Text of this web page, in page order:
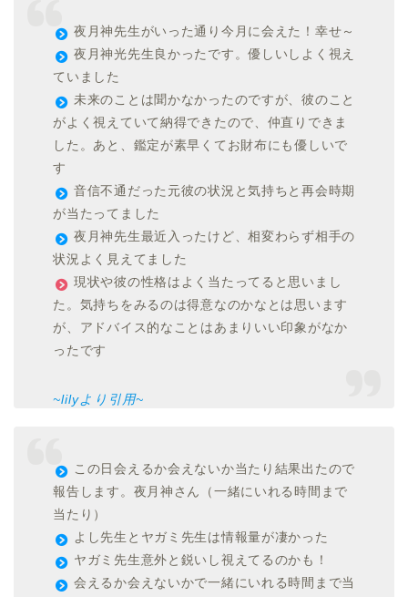
夜月神先生がいった通り今月に会えた！幸せ～
夜月神光先生良かったです。優しいしよく視え
ていました
未来のことは聞かなかったのですが、彼のこと
がよく視えていて納得できたので、仲直りできま
した。あと、鑑定が素早くてお財布にも優しいで
す
音信不通だった元彼の状況と気持ちと再会時期
が当たってました
夜月神先生最近入ったけど、相変わらず相手の
状況よく見えてました
現状や彼の性格はよく当たってると思いまし
た。気持ちをみるのは得意なのかなとは思います
が、アドバイス的なことはあまりいい印象がなか
ったです
~lilyより引用~
この日会えるか会えないか当たり結果出たので
報告します。夜月神さん（一緒にいれる時間まで
当たり）
よし先生とヤガミ先生は情報量が凄かった
ヤガミ先生意外と鋭いし視えてるのかも！
会えるか会えないかで一緒にいれる時間まで当